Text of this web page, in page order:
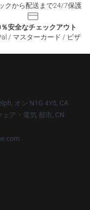
クから配送まで24/7保護
安全なチェックアウト
/ マスターカード / ビザ
オン N1G 4Y5, CA
ア・電気 都市, CN